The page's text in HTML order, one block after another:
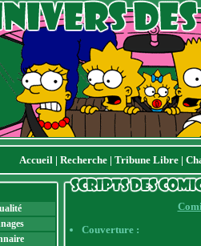
Accueil| Recherche| Tribune Libre |
Couverture :